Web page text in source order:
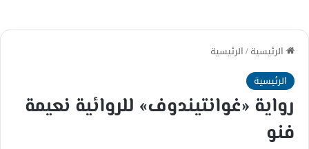
الرئيسية/الرئيسية
الرئيسية
رواية «غوانتيندوف» للروائية نعيمة
فنو